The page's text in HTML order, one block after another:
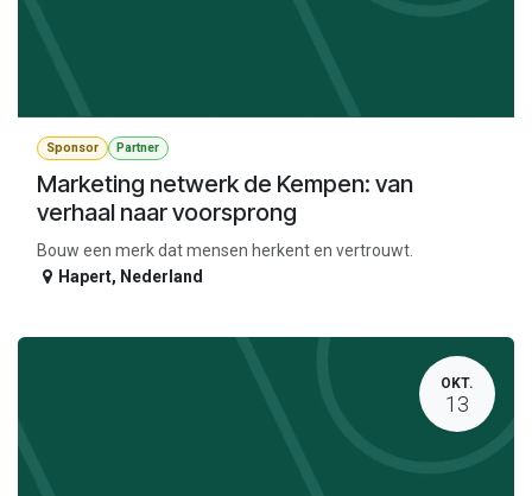
Sponsor Partner
Marketing netwerk de Kempen: van
verhaal naar voorsprong
Bouw een merk dat mensen herkent en vertrouwt.
Hapert, Nederland
OKT.
13